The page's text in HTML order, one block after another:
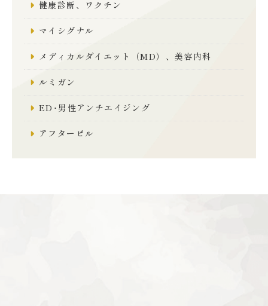
健康診断、ワクチン
マイシグナル
メディカルダイエット（MD）、美容内科
ルミガン
ED･男性アンチエイジング
アフターピル